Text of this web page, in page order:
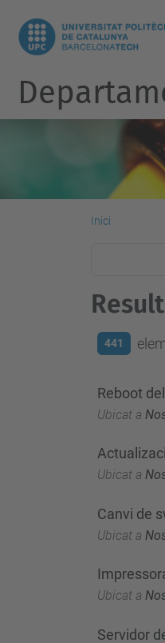
Inici
441
Reboot
Ubicat a
Ubicat a
Canvi de
Ubicat a
Ubicat a
Servidor